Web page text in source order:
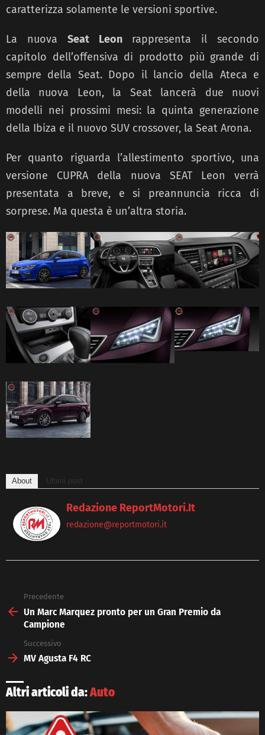
caratterizza solamente le versioni sportive.
La nuova Seat Leonrappresenta il secondo
capitolo dell’offensiva di prodotto più grande di
sempre della Seat. Dopo il lancio della Ateca e
della nuova Leon, la Seat lancerà due nuovi
modelli nei prossimi mesi: la quinta generazione
della Ibiza e il nuovo SUV crossover, la Seat Arona.
Per quanto riguarda l’allestimento sportivo, una
versione CUPRA della nuova SEAT Leon verrà
presentata a breve, e si preannuncia ricca di
sorprese. Ma questa è un’altra storia.
About Ultimi post
Redazione ReportMotori.it
redazione@reportmotori.it
more
Precedente
Un Marc Marquez pronto per un Gran Premio da
Campione
Successivo
MV Agusta F4 RC
Altri articoli da:Auto